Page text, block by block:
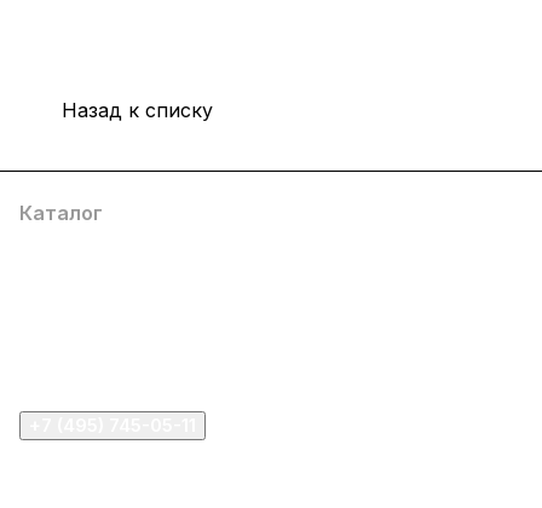
Назад к списку
Каталог